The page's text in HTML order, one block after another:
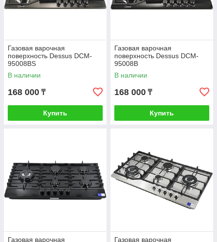
Газовая варочная
поверхность Dessus DCM-
95008BS
В наличии
168 000 ₸
Купить
Газовая варочная
поверхность Dessus DCM-
95008B
В наличии
168 000 ₸
Купить
Газовая варочная
Газовая варочная